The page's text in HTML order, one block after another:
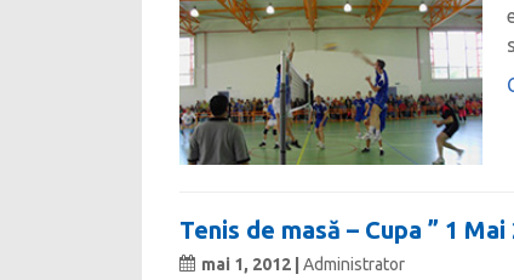
Tenis de masă – Cupa ” 1 Mai
mai 1, 2012 | Administrator